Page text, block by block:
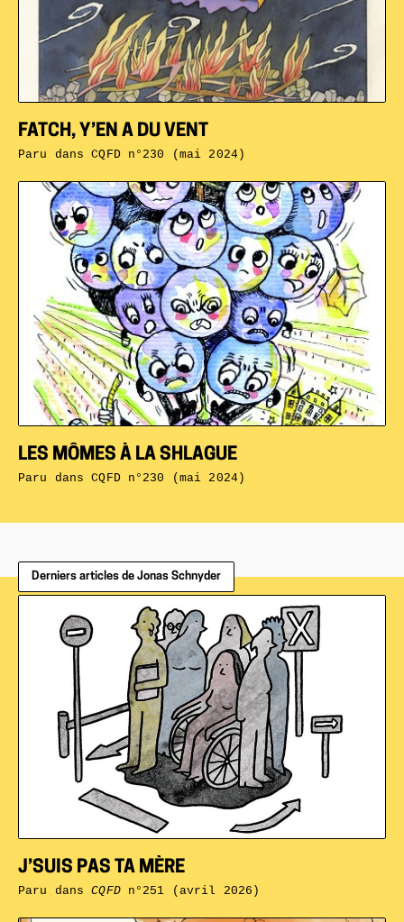
LES MÔMES À LA SHLAGUE
Paru dansCQFD n°230 (mai 2024)
FATCH, Y’EN A DU VENT
Paru dansCQFD n°230 (mai 2024)
Derniers articles de Jonas Schnyder
J’SUIS PAS TA MÈRE
Paru dansCQFDn°251 (avril 2026)